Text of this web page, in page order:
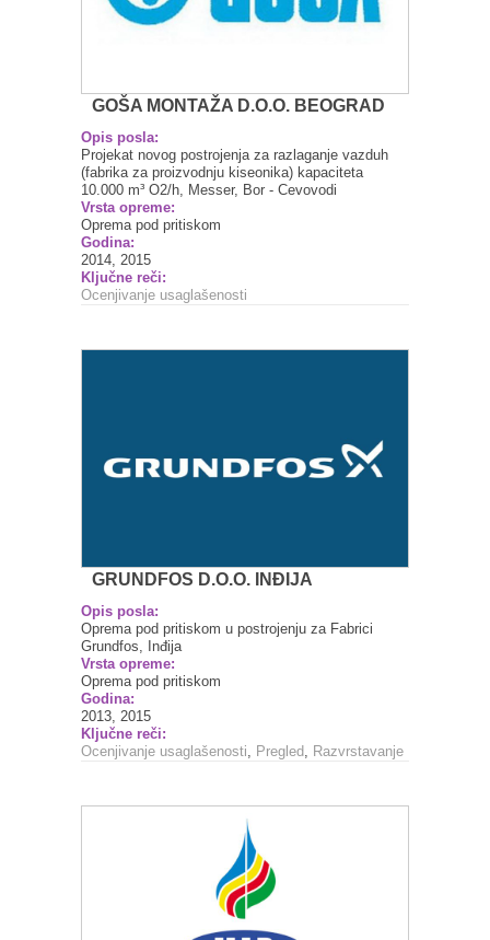
GOŠA MONTAŽA D.O.O. BEOGRAD
Opis posla:
Projekat novog postrojenja za razlaganje vazduh
(fabrika za proizvodnju kiseonika) kapaciteta
10.000 m³ O2/h, Messer, Bor - Cevovodi
Vrsta opreme:
Oprema pod pritiskom
Godina:
2014, 2015
Ključne reči:
Ocenjivanje usaglašenosti
GRUNDFOS D.O.O. INĐIJA
Opis posla:
Oprema pod pritiskom u postrojenju za Fabrici
Grundfos, Inđija
Vrsta opreme:
Oprema pod pritiskom
Godina:
2013, 2015
Ključne reči:
Ocenjivanje usaglašenosti, Pregled, Razvrstavanje